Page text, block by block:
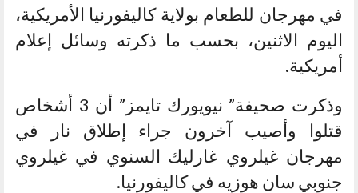
في مهرجان للطعام بولاية كاليفورنيا الأمريكية،
اليوم الاثنين، بحسب ما ذكرته وسائل إعلام
أمريكية.
وذكرت صحيفة” نيويورك تايمز” أن 3 أشخاص
قتلوا وأصيب آخرون جراء إطلاق نار في
مهرجان غيلروي غارليك السنوي في غيلروي
جنوبي سان هوزيه في كاليفورنيا.